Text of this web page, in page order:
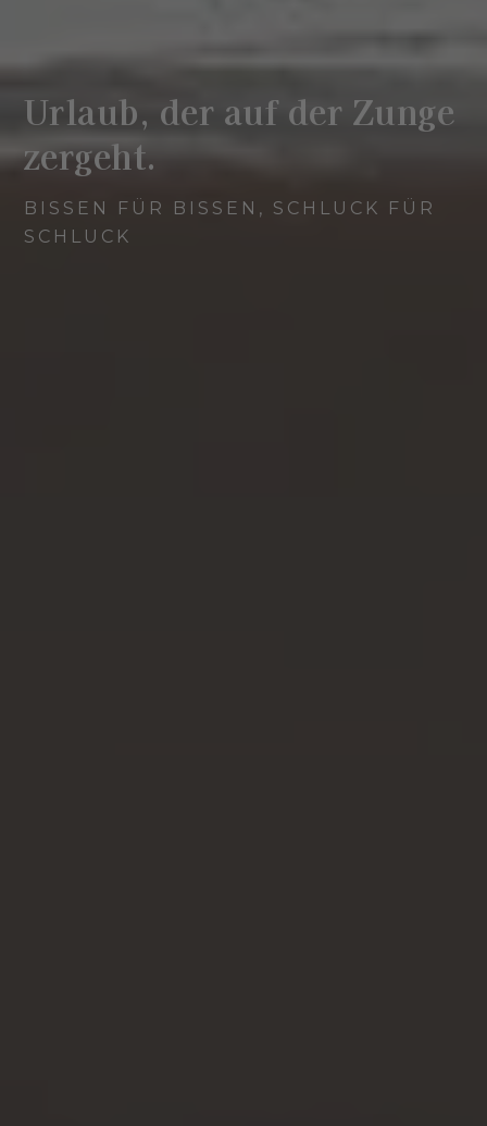
Urlaub, der auf der Zunge
zergeht.
BISSEN FÜR BISSEN, SCHLUCK FÜR
SCHLUCK